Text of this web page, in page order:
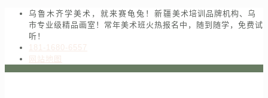
乌鲁木齐学美术，就来赛龟兔！新疆美术培训品牌机构、乌
市专业级精品画室！常年美术班火热报名中，随到随学，免费试
听！
181-1680-6557
网站地图